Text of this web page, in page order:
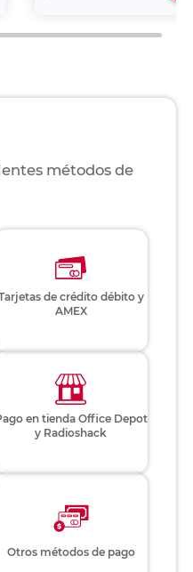
métodos de
de crédito débito y
AMEX
en tienda Office Depot
y Radioshack
Otros métodos de pago